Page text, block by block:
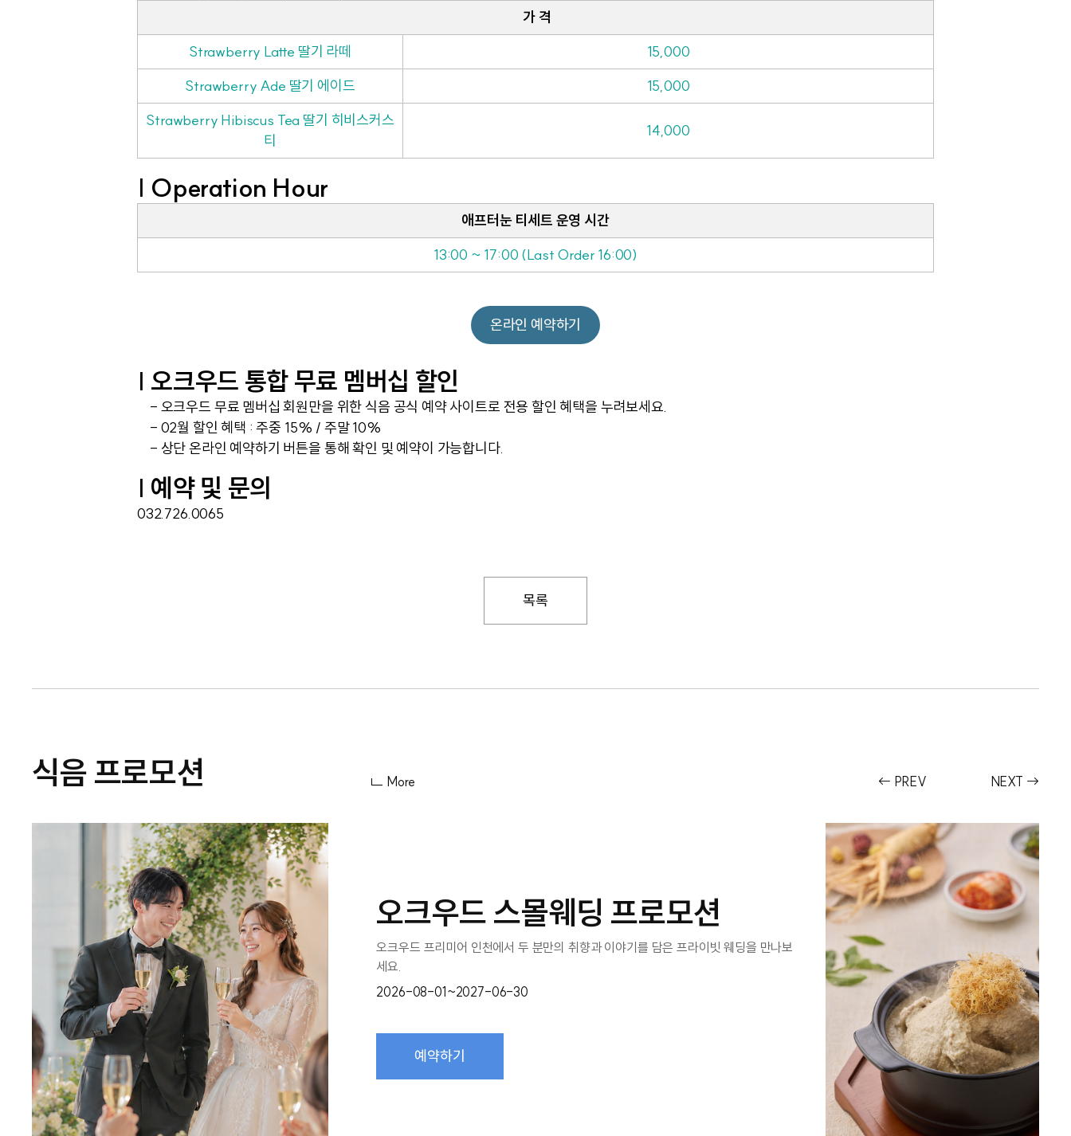
가 격
Strawberry Latte 딸기 라떼
15,000
Strawberry Ade 딸기 에이드
15,000
Strawberry Hibiscus Tea 딸기 히비스커스
티
14,000
| Operation Hour
애프터눈 티세트 운영 시간
13:00 ~ 17:00 (Last Order 16:00)
온라인 예약하기
| 오크우드 통합 무료 멤버십 할인
- 오크우드 무료 멤버십 회원만을 위한 식음 공식 예약 사이트로 전용 할인 혜택을 누려보세요.
- 02월 할인 혜택 : 주중 15% / 주말 10%
- 상단 온라인 예약하기 버튼을 통해 확인 및 예약이 가능합니다.
| 예약 및 문의
032.726.0065
목록
식음 프로모션 More PREV NEXT
오크우드 스몰웨딩 프로모션
오크우드 프리미어 인천에서 두 분만의 취향과 이야기를 담은 프라이빗 웨딩을 만나보
세요.
2026-08-01~2027-06-30
예약하기